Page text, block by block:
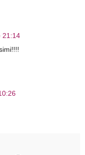
21:14